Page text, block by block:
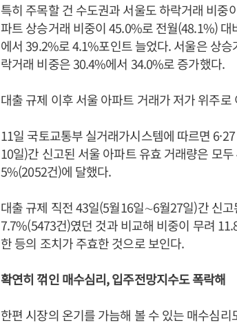
특히 주목할 건 수도권과 서울도 하락거래 비
파트 상승거래 비중이 45.0%로 전월(48.1%)
에서 39.2%로 4.1%포인트 늘었다. 서울은 상
락거래 비중은 30.4%에서 34.0%로 증가했다.
대출 규제 이후 서울 아파트 거래가 저가 위주
11일 국토교통부 실거래가시스템에 따르면
10일)간 신고된 서울 아파트 유효 거래량은 모
5%(2052건)에 달했다.
대출 규제 직전 43일(5월16일∼6월27일)간 신
7.7%(5473건)였던 것과 비교해 비중이 무려
한 등의 조치가 주효한 것으로 보인다.
확연히 꺾인 매수심리, 입주전망지수도 폭락해
한편 시장의 온기를 가늠해 볼 수 있는 매수심